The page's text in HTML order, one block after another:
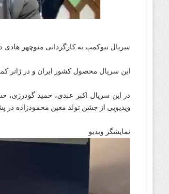
سریال نیوکمپ به کارگردانی منوچهر هادی در سال ۱۴۰۲
این سریال محصول کشور ایران و در ژانر
در این سریال اکبر عبدی، حمید گودرزی،
ویدیویی از جشن تولد معین محمودزاده در
نمایشگر ویدیو